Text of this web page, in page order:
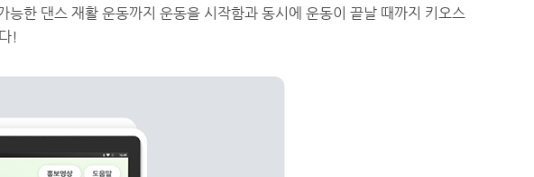
한 댄스 재활 운동까지 운동을 시작함과 동시에 운동이 끝날 때까지 키오스
!